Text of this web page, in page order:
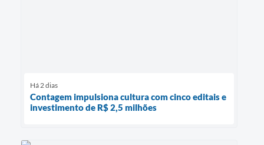
Há 2 dias
Contagem impulsiona cultura com cinco editais e
investimento de R$ 2,5 milhões